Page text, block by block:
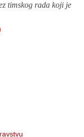
timskog rada koji je